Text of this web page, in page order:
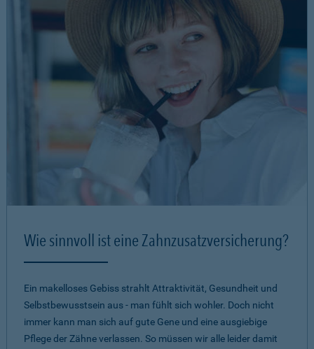
Wie sinnvoll ist eine Zahnzusatzversicherung?
Ein makelloses Gebiss strahlt Attraktivität, Gesundheit und
Selbstbewusstsein aus - man fühlt sich wohler. Doch nicht
immer kann man sich auf gute Gene und eine ausgiebige
Pflege der Zähne verlassen. So müssen wir alle leider damit